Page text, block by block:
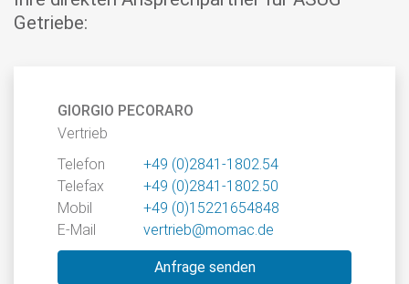
Getriebe:
GIORGIO PECORARO
Vertrieb
Telefon
+49 (0)2841-1802.54
Telefax
+49 (0)2841-1802.50
Mobil
+49 (0)15221654848
E-Mail
vertrieb@momac.de
Anfrage senden